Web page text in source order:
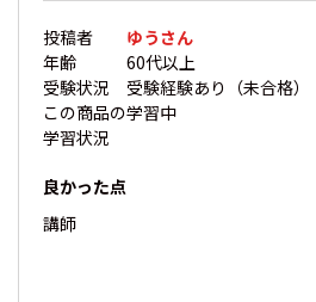
投稿者
ゆうさん
年齢
60代以上
受験状況
受験経験あり（未合格）
この商品の
学習状況
学習中
良かった点
講師